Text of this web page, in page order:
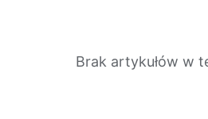
Brak artykułów w